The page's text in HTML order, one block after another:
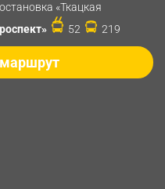
«Ткацкая
52 219